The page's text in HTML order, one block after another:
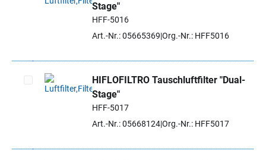
Artikel auswählen
Stage"
HFF-5016
Art.-Nr.: 05665369 Org.-Nr.: HFF5016
Artikel auswählen
HIFLOFILTRO Tauschluftfilter "Dual-
Stage"
HFF-5017
Art.-Nr.: 05668124Org.-Nr.: HFF5017